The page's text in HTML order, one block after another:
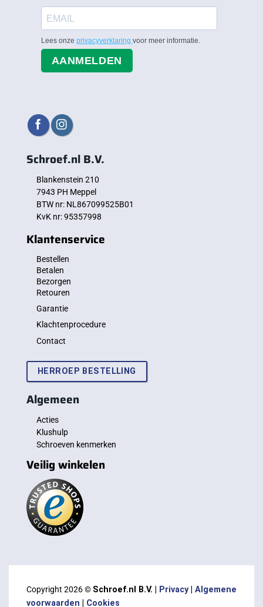
Lees onze privacyverklaring voor meer informatie.
AANMELDEN
Schroef.nl B.V.
Blankenstein 210
7943 PH Meppel
BTW nr: NL867099525B01
KvK nr: 95357998
Klantenservice
Bestellen
Betalen
Bezorgen
Retouren
Garantie
Klachtenprocedure
Contact
HERROEP BESTELLING
Algemeen
Acties
Klushulp
Schroeven kenmerken
Veilig winkelen
Copyright 2026 © Schroef.nl B.V. | Privacy| Algemene
voorwaarden
Cookies